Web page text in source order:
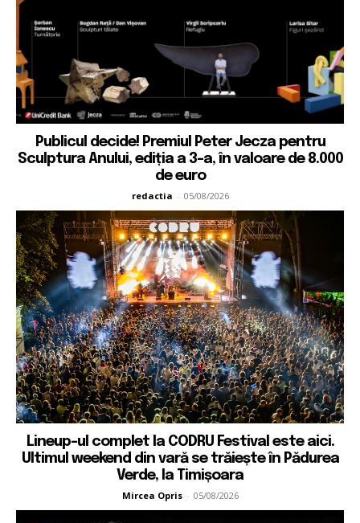
Publicul decide! Premiul Peter Jecza pentru
Sculptura Anului, ediția a 3-a, în valoare de 8.000
de euro
redactia - 05/08/2026
Lineup-ul complet la CODRU Festival este aici.
Ultimul weekend din vară se trăiește în Pădurea
Verde, la Timișoara
Mircea Opris - 05/08/2026